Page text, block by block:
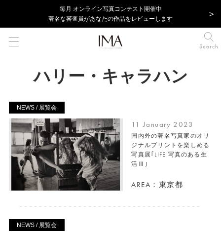
毎⽉ オンライン写真コンテスト開催中
著名な審査員があなたの作品をレビューします
Search
ハリー・キャラハン
NEWS / 展覧会
11 January 2023
国内外の著名写真家のオリ
ジナルプリントを楽しめる
写真展｢LIFE 写真のある生
活Ⅲ｣
AREA：東京都
NEWS / 展覧会